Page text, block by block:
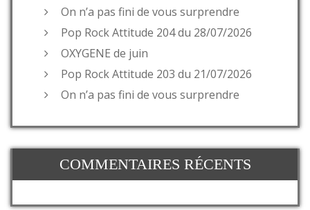
On n’a pas fini de vous surprendre
Pop Rock Attitude 204 du 28/07/2026
OXYGENE de juin
Pop Rock Attitude 203 du 21/07/2026
On n’a pas fini de vous surprendre
COMMENTAIRES RÉCENTS